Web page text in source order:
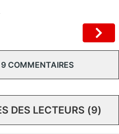
COMMENTAIRES
DES LECTEURS (9)